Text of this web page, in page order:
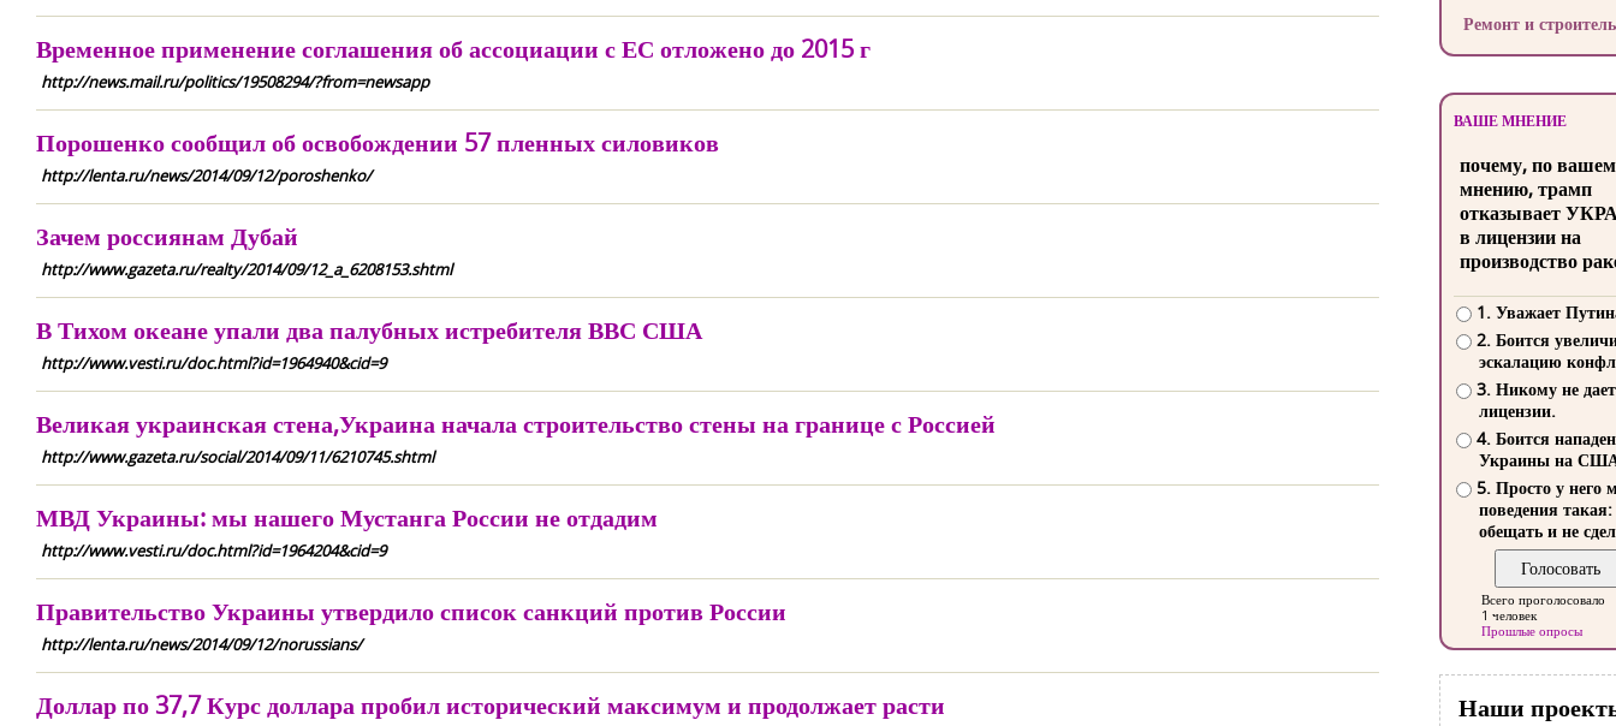
Временное применение соглашения об ассоциации с ЕС отложено до 2015 г
http://news.mail.ru/politics/19508294/?from=newsapp
Порошенко сообщил об освобождении 57 пленных силовиков
http://lenta.ru/news/2014/09/12/poroshenko/
Зачем россиянам Дубай
http://www.gazeta.ru/realty/2014/09/12_a_6208153.shtml
В Тихом океане упали два палубных истребителя ВВС США
http://www.vesti.ru/doc.html?id=1964940&cid=9
Великая украинская стена,Украина начала строительство стены на границе с Россией
http://www.gazeta.ru/social/2014/09/11/6210745.shtml
МВД Украины: мы нашего Мустанга России не отдадим
http://www.vesti.ru/doc.html?id=1964204&cid=9
Правительство Украины утвердило список санкций против России
http://lenta.ru/news/2014/09/12/norussians/
Доллар по 37,7 Курс доллара пробил исторический максимум и продолжает расти
Ремонт и
ВАШЕ МНЕНИЕ
почему, по
мнению, трамп
отказывает
в лицензии на
производство
1. Уважает
2. Боится
эскалацию
3. Никому не
лицензии.
4. Боится
Украины на
5. Просто у него
поведения такая:
обещать и не
Всего проголосовало
1 человек
Прошлые опросы
Наши